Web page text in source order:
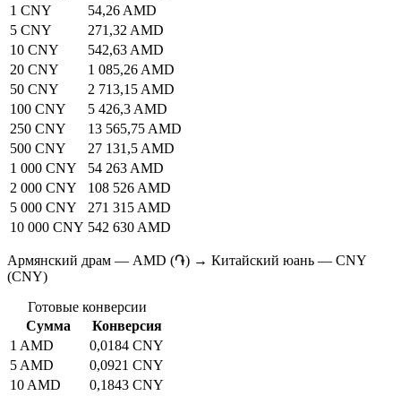
1 CNY
54,26 AMD
5 CNY
271,32 AMD
10 CNY
542,63 AMD
20 CNY
1 085,26 AMD
50 CNY
2 713,15 AMD
100 CNY
5 426,3 AMD
250 CNY
13 565,75 AMD
500 CNY
27 131,5 AMD
1 000 CNY
54 263 AMD
2 000 CNY
108 526 AMD
5 000 CNY
271 315 AMD
10 000 CNY 542 630 AMD
Армянский драм — AMD (֏) → Китайский юань — CNY
(CNY)
Готовые конверсии
Сумма
Конверсия
1 AMD
0,0184 CNY
5 AMD
0,0921 CNY
10 AMD
0,1843 CNY